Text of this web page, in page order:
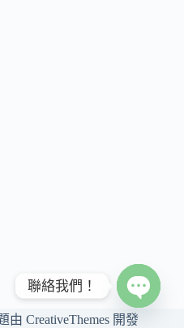
由 CreativeThemes 開發
聯絡我們！
O